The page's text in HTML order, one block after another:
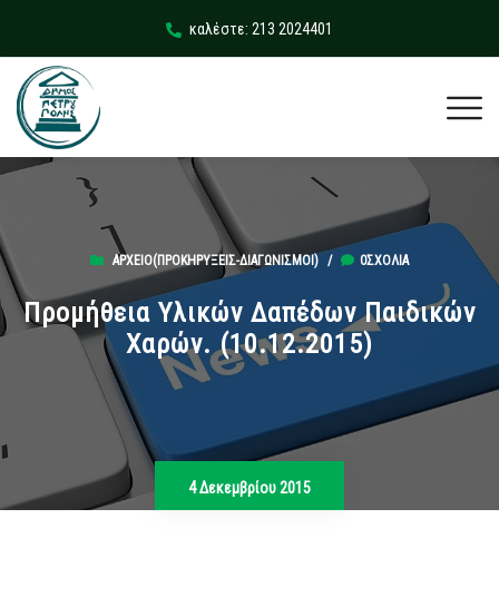
καλέστε: 213 2024401
ΑΡΧΕΊΟ(ΠΡΟΚΗΡΎΞΕΙΣ-ΔΙΑΓΩΝΙΣΜΟΊ) / 0ΣΧΌΛΙΑ
Προμήθεια Υλικών Δαπέδων Παιδικών
Χαρών. (10.12.2015)
4 Δεκεμβρίου 2015